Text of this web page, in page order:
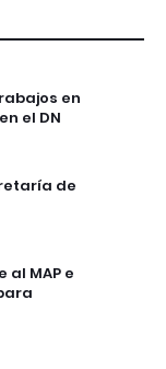
en
el DN
de
al MAP e